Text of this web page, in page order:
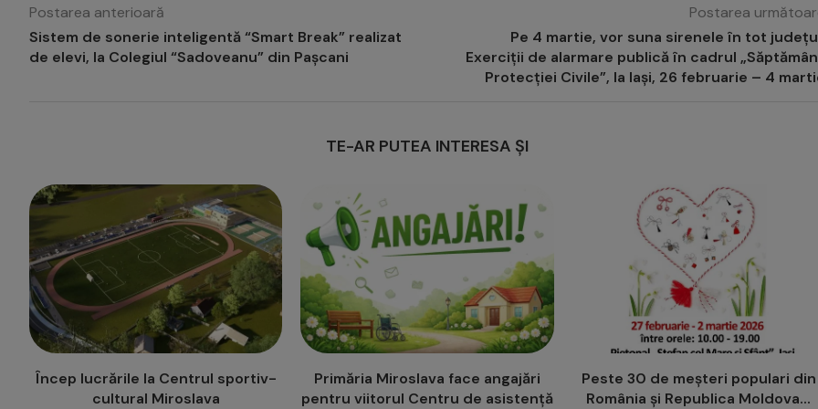
Postarea anterioară
Sistem de sonerie inteligentă “Smart Break” realizat
de elevi, la Colegiul “Sadoveanu” din Pașcani
Postarea
Pe 4 martie, vor suna sirenele în tot
Exerciții de alarmare publică în cadrul
Protecției Civile”, la Iași, 26 februarie – 4
TE-AR PUTEA INTERESA ȘI
Primăria Miroslava face angajări
pentru viitorul Centru de asistență
Peste 30 de meșteri populari din
România și Republica Moldova...
Educatoare din Miroslava,
nominalizată în cadrul Galei